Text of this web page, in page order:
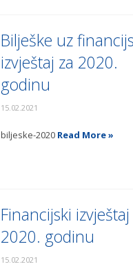
Bilješke uz
izvještaj za 2020.
godinu
15.02.2021
biljeske-2020 Read More »
Financijski izvještaj
2020. godinu
15.02.2021